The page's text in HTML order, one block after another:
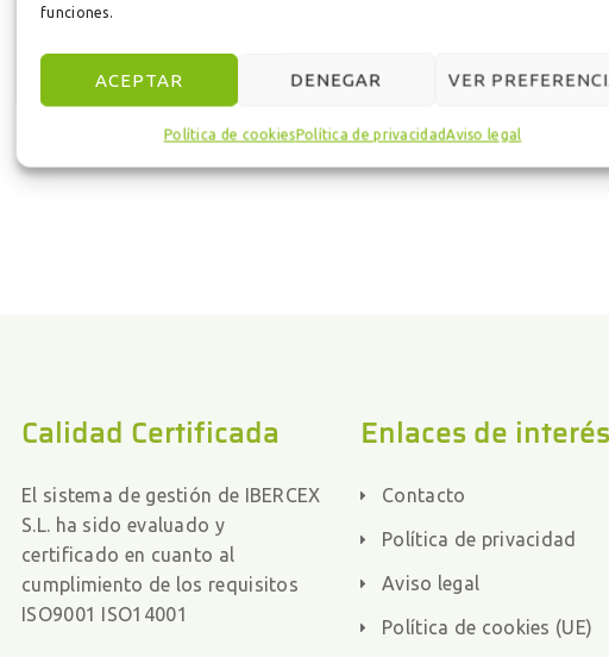
funciones.
ACEPTAR DENEGAR VER
Política de cookiesPolítica de privacidadAviso legal
Calidad Certificada
El sistema de gestión de IBERCEX
S.L. ha sido evaluado y
certificado en cuanto al
cumplimiento de los requisitos
ISO9001 ISO14001
Enlaces de interés
Contacto
Política de privacidad
Aviso legal
Política de cookies (UE)